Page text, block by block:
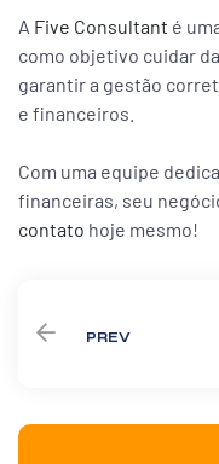
A Five Consultant é
como objetivo cuidar
garantir a gestão
e financeiros.
Com uma equipe
financeiras, seu
contato hoje mesmo!
PREV